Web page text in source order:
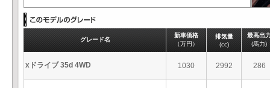
グレード名
新車価格
（万円）
排気量
(cc)
最高出
(馬力)
xドライブ 35d 4WD 1030 2992 286